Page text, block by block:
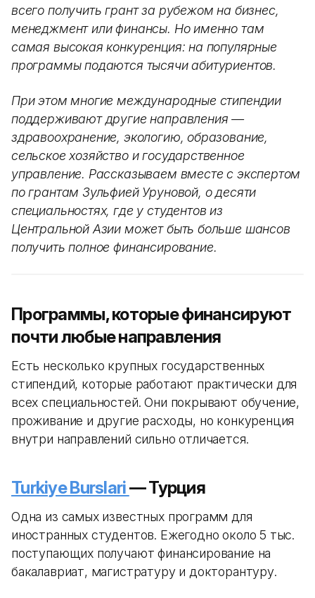
всего получить грант за рубежом на бизнес,
менеджмент или финансы. Но именно там
самая высокая конкуренция: на популярные
программы подаются тысячи абитуриентов.
При этом многие международные стипендии
поддерживают другие направления —
здравоохранение, экологию, образование,
сельское хозяйство и государственное
управление. Рассказываем вместе с экспертом
по грантам Зульфией Уруновой, о десяти
специальностях, где у студентов из
Центральной Азии может быть больше шансов
получить полное финансирование.
Программы, которые финансируют
почти любые направления
Есть несколько крупных государственных
стипендий, которые работают практически для
всех специальностей. Они покрывают обучение,
проживание и другие расходы, но конкуренция
внутри направлений сильно отличается.
Turkiye Burslari— Турция
Одна из самых известных программ для
иностранных студентов. Ежегодно около 5 тыс.
поступающих получают финансирование на
бакалавриат, магистратуру и докторантуру.